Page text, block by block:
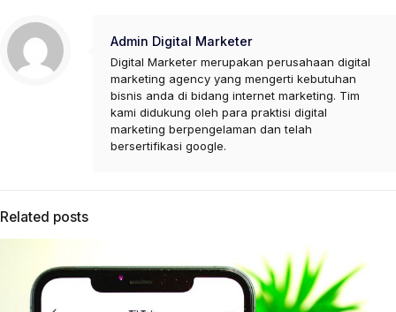
Admin Digital Marketer
Digital Marketer merupakan perusahaan digital
marketing agency yang mengerti kebutuhan
bisnis anda di bidang internet marketing. Tim
kami didukung oleh para praktisi digital
marketing berpengelaman dan telah
bersertifikasi google.
Related posts